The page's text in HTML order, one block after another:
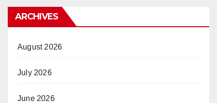
ARCHIVES
August 2026
July 2026
June 2026